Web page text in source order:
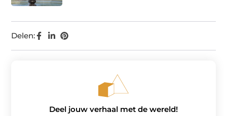
Delen:
Deel jouw verhaal met de wereld!